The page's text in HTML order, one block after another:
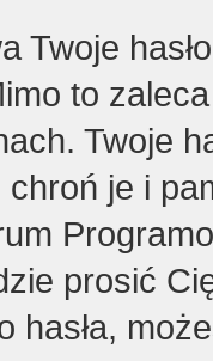
Twoje
to
Twoje
je i
prosić
hasła,